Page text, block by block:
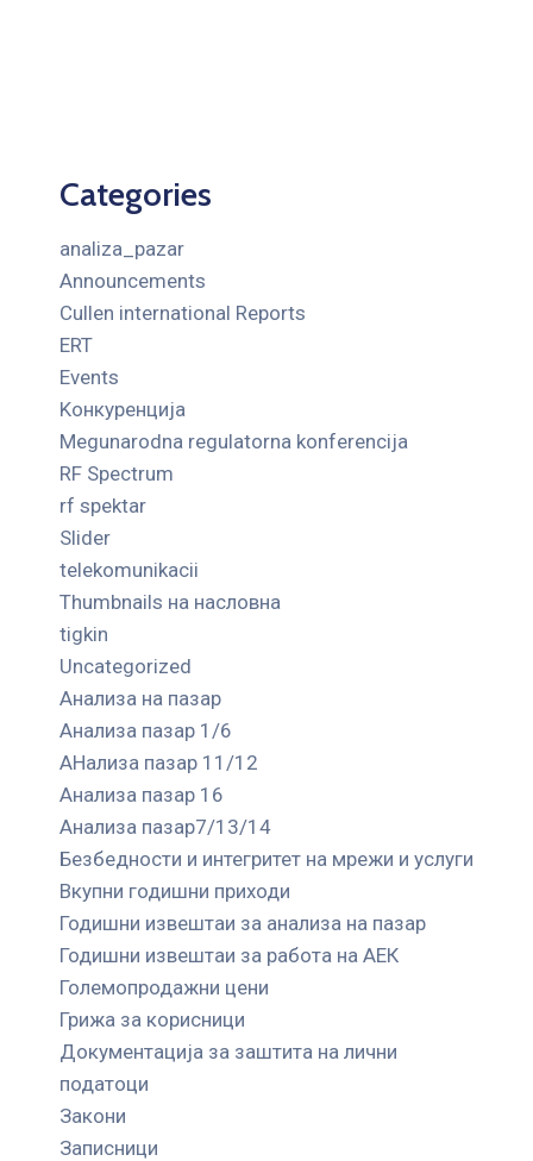
Categories
analiza_pazar
Announcements
Cullen international Reports
ERT
Events
Kонкуренција
Megunarodna regulatorna konferencija
RF Spectrum
rf spektar
Slider
telekomunikacii
Thumbnails на насловна
tigkin
Uncategorized
Анализа на пазар
Анализа пазар 1/6
АНализа пазар 11/12
Анализа пазар 16
Анализа пазар7/13/14
Безбедности и интегритет на мрежи и услуги
Вкупни годишни приходи
Годишни извештаи за анализа на пазар
Годишни извештаи за работа на АЕК
Големопродажни цени
Грижа за корисници
Документација за заштита на лични
податоци
Закони
Записници